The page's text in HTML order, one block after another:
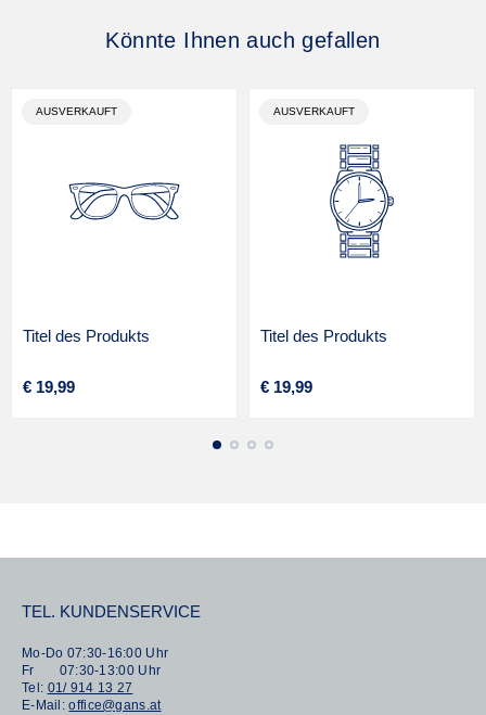
Könnte Ihnen auch gefallen
PRODUKTBEZEICHNUNG:
AUSVERKAUFT
Titel des Produkts
n
Regulärer
€ 19,99
PRODUKTBEZEICHNUNG:
AUSVERKAUFT
Titel des Produkts
n
Regulärer
€ 19,99
TEL. KUNDENSERVICE
Mo-Do 07:30-16:00 Uhr
Fr 07:30-13:00 Uhr
Tel: 01/ 914 13 27
E-Mail:office@gans.at